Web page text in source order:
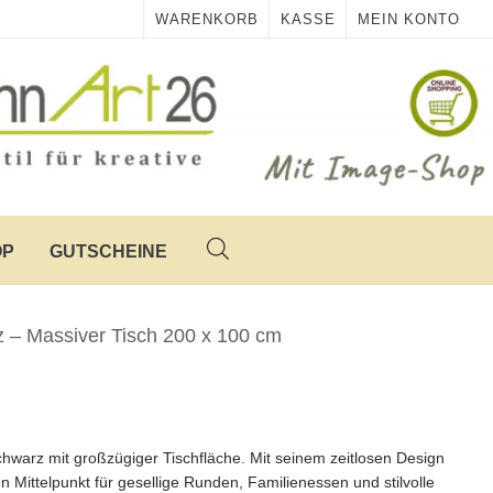
WARENKORB KASSE MEIN KONTO
GUTSCHEINE
Massiver Tisch 200 x 100 cm
mit großzügiger Tischfläche. Mit seinem zeitlosen Design
Mittelpunkt für gesellige Runden, Familienessen und stilvolle